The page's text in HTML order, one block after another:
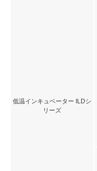
低温インキュベーター ILDシ
リーズ